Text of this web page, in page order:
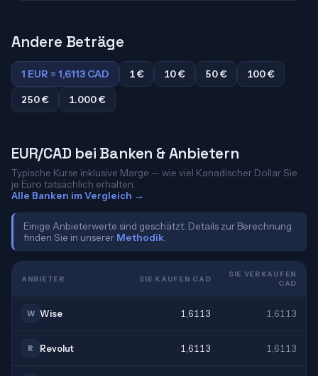
Andere Beträge
1 EUR = 1,6113 CAD 1 € 10 € 50 €
100 €
250 €
1.000 €
EUR/CAD bei Banken & Anbietern
Typische Kurse inklusive Marge — wie viel Kanadischer Dollar Sie
je Euro tatsächlich erhalten.
Alle Banken im Vergleich →
Einige Anbieterwerte sind geschätzt. Details zur Berechnung
finden Sie in unserer Methodik
ANBIETER SIE KAUFEN CAD
SIE VERKAUFEN
CAD
W Wise 1,6113 1,6113
R Revolut 1,6113 1,6113